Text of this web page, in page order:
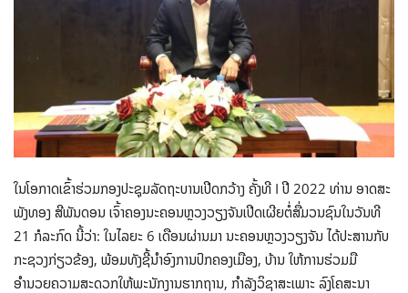
ໃນໂອກາດເຂົ້າຮ່ວມກອງປະຊຸມລັດຖະບານເປີດກວ້າງ ຄັ້ງທີ I ປີ 2022 ທ່ານ ອາດສະ
ພັງທອງ ສີພັນດອນ ເຈົ້າຄອງນະຄອນຫຼວງວຽງຈັນເປີດເຜີຍຕໍ່ສື່ມວນຊົນໃນວັນທີ
21 ກໍລະກົດ ນີ້ວ່າ: ໃນໄລຍະ 6 ເດືອນຜ່ານມາ ນະ​ຄອນຫຼວງວຽງ​ຈັນ ໄດ້ປະສານກັບ
ກະຊວງກ່ຽວຂ້ອງ, ​ພ້ອມ​ທັງ​ຊີ້ນໍາອົງການປົກຄອງເມືອງ, ບ້ານ ໃຫ້ການຮ່ວມມື
ອໍານວຍຄວາມສະດວກໃຫ້ພະນັກງານຮາກຖານ, ກຳລັງວິຊາສະເພາະ ລົງໂຄສະນາ